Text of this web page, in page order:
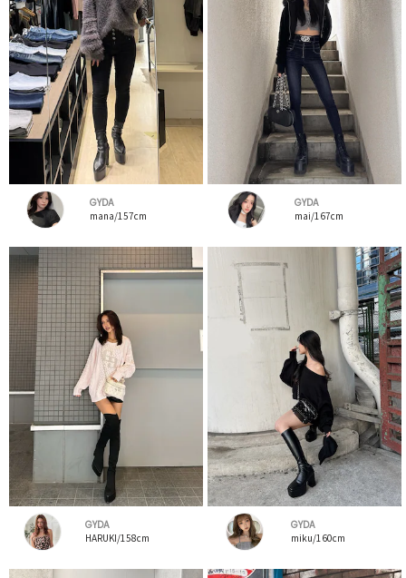
GYDA
mana/157cm
GYDA
mai/167cm
GYDA
HARUKI/158cm
GYDA
miku/160cm